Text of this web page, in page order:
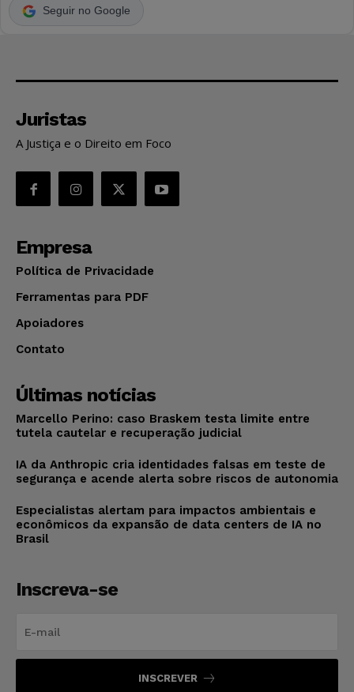
Seguir no Google
Juristas
A Justiça e o Direito em Foco
Empresa
Política de Privacidade
Ferramentas para PDF
Apoiadores
Contato
Últimas notícias
Marcello Perino: caso Braskem testa limite entre
tutela cautelar e recuperação judicial
IA da Anthropic cria identidades falsas em teste de
segurança e acende alerta sobre riscos de autonomia
Especialistas alertam para impactos ambientais e
econômicos da expansão de data centers de IA no
Brasil
Inscreva-se
INSCREVER